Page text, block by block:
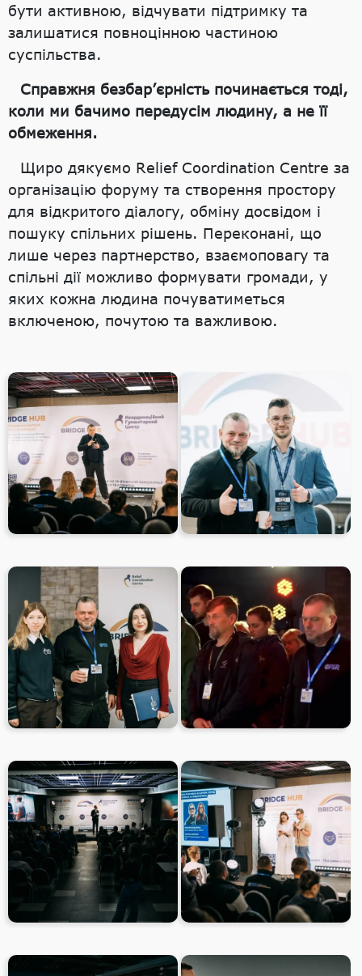
бути активною, відчувати підтримку та
залишатися повноцінною частиною
суспільства.
Справжня безбар’єрність починається тоді,
коли ми бачимо передусім людину, а не її
обмеження.
Щиро дякуємо Relief Coordination Centre за
організацію форуму та створення простору
для відкритого діалогу, обміну досвідом і
пошуку спільних рішень. Переконані, що
лише через партнерство, взаємоповагу та
спільні дії можливо формувати громади, у
яких кожна людина почуватиметься
включеною, почутою та важливою.